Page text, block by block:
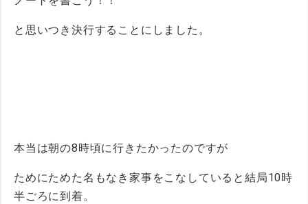
と思いつき決行することにしました。
本当は朝の8時頃に行きたかったのですが
ためにためた名もなき家事をこなしていると結局10時
半ごろに到着。